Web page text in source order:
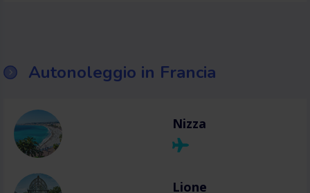
Autonoleggio in Francia
Nizza
Lione